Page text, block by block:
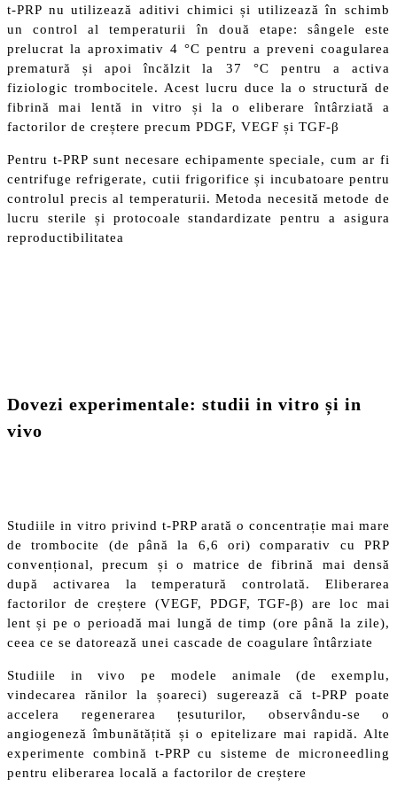
t-PRP nu utilizează aditivi chimici și utilizează în schimb
un control al temperaturii în două etape: sângele este
prelucrat la aproximativ 4 °C pentru a preveni coagularea
prematură și apoi încălzit la 37 °C pentru a activa
fiziologic trombocitele. Acest lucru duce la o structură de
fibrină mai lentă in vitro și la o eliberare întârziată a
factorilor de creștere precum PDGF, VEGF și TGF-β
Pentru t-PRP sunt necesare echipamente speciale, cum ar fi
centrifuge refrigerate, cutii frigorifice și incubatoare pentru
controlul precis al temperaturii. Metoda necesită metode de
lucru sterile și protocoale standardizate pentru a asigura
reproductibilitatea
Dovezi experimentale: studii in vitro și in
vivo
Studiile in vitro privind t-PRP arată o concentrație mai mare
de trombocite (de până la 6,6 ori) comparativ cu PRP
convențional, precum și o matrice de fibrină mai densă
după activarea la temperatură controlată. Eliberarea
factorilor de creștere (VEGF, PDGF, TGF-β) are loc mai
lent și pe o perioadă mai lungă de timp (ore până la zile),
ceea ce se datorează unei cascade de coagulare întârziate
Studiile in vivo pe modele animale (de exemplu,
vindecarea rănilor la șoareci) sugerează că t-PRP poate
accelera regenerarea țesuturilor, observându-se o
angiogeneză îmbunătățită și o epitelizare mai rapidă. Alte
experimente combină t-PRP cu sisteme de microneedling
pentru eliberarea locală a factorilor de creștere